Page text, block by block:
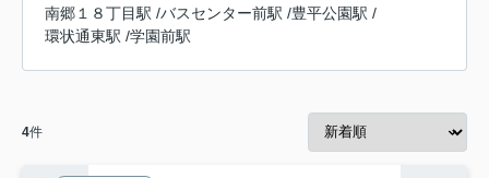
南郷１８丁目駅 /バスセンター前駅 /豊平公園駅 /
環状通東駅 /学園前駅
4件